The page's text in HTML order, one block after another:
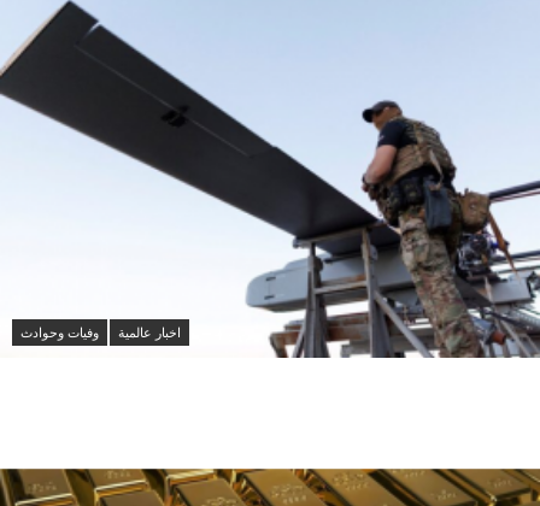
اخبار عالمية وفيات وحوادث